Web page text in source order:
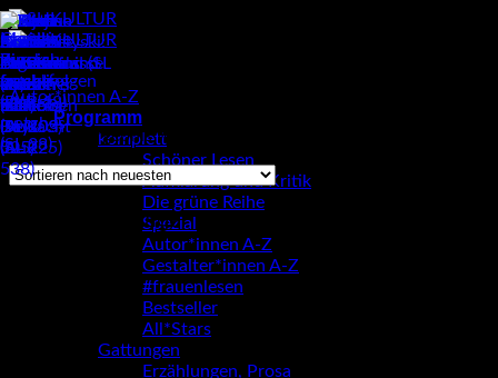
Zum
Inhalt
springen
Programm
komplett
Schöner Lesen
Aufklärung und Kritik
Die grüne Reihe
Spezial
Autor*innen A-Z
Gestalter*innen A-Z
#frauenlesen
Bestseller
All*Stars
Gattungen
Erzählungen, Prosa
Autor*innen A-Z
Einzelnes Ergebnis wird angezeigt
Elisabeth R. Hager